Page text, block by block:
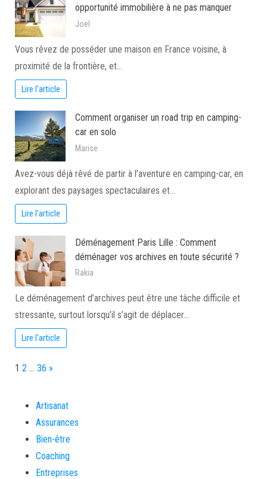
opportunité immobilière à ne pas manquer
Joel
Vous rêvez de posséder une maison en France voisine, à
proximité de la frontière, et…
Lire l'article
Comment organiser un road trip en camping-
car en solo
Marise
Avez-vous déjà rêvé de partir à l’aventure en camping-car, en
explorant des paysages spectaculaires et…
Lire l'article
Déménagement Paris Lille : Comment
déménager vos archives en toute sécurité ?
Rakia
Le déménagement d’archives peut être une tâche difficile et
stressante, surtout lorsqu’il s’agit de déplacer…
Lire l'article
Page:
1 2 … 36 Next
»
Artisanat
Assurances
Bien-être
Coaching
Entreprises